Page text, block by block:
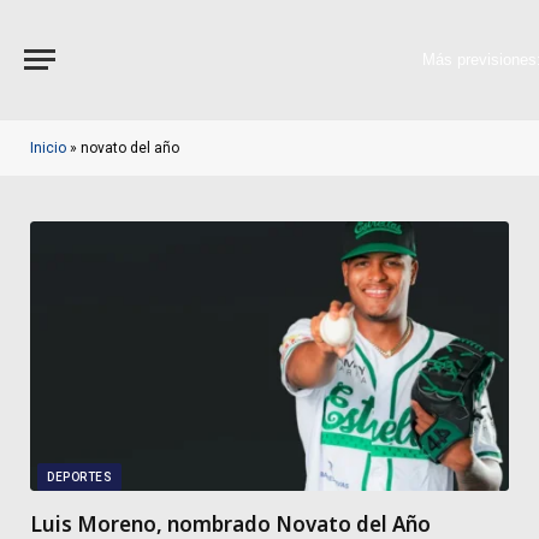
Inicio » novato del año
DEPORTES
Luis Moreno, nombrado Novato del Año